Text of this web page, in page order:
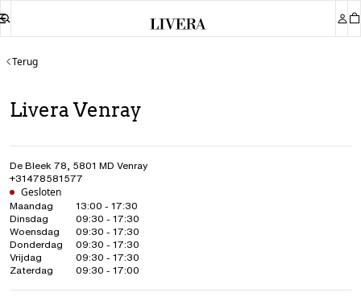
Terug
Livera Venray
De Bleek 78, 5801 MD Venray
+31478581577
Gesloten
Maandag
13:00 - 17:30
Dinsdag
09:30 - 17:30
Woensdag
09:30 - 17:30
Donderdag
09:30 - 17:30
Vrijdag
09:30 - 17:30
Zaterdag
09:30 - 17:00